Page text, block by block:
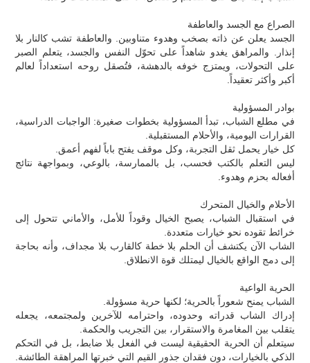
الصراع مع الجسد والعاطفة
الجسد يعلن عن ذاته بصخب وهدوء متناوبين. والعاطفة تشب كالنار بلا
إنذار. والمراهق يغدو شاهداً على تحوّل النفس والجسد، يتعلم الصبر
على التحولات، ويمتزج خوفه بالدهشة، فتُصقل روحه استعداداً لعالم
أكبر وأكثر تعقيداً.
بوادر المسؤولية
في مطلع الشباب، تبدأ المسؤولية بخطوات صغيرة: الواجبات الدراسية،
القرارات اليومية، والأحلام المستقبلية.
كل خيار يحمل ثقل التجربة، وكل موقف يفتح باباً لفهم أعمق.
ليس التعلم بالكتب فحسب، بل بالممارسة، بالوعي، وبمواجهة نتائج
أفعاله بحزم وهدوء.
الأحلام والخيال المتحرك
في استقبال الشباب، يصبح الخيال وقوداً للأمل، والأماني تتحول إلى
خرائط تقوده نحو خيارات متعددة.
الشاب الآن يكتشف أن الحلم بلا خطة كالقارب بلا مجداف، وأنه بحاجة
إلى دمج الواقع بالخيال ليمتلك قوة الانطلاق.
الحرية الواعية
الشباب يمنح شعوراً بالحرية؛ لكنها حرية مسؤولة.
إدراك الشاب قدراته وحدوده، واحترامه للآخرين ولمجتمعه، يجعله
يتقلب بين المغامرة والاستقرار، بين التجريب والحكمة.
سيتعلم أن الحرية الحقيقية ليست في الفعل بلا ضابط، بل في التحكم
الذكي بالخيارات، دون فقدان جذور القيم التي خبرتها المراهقة الطائشة.